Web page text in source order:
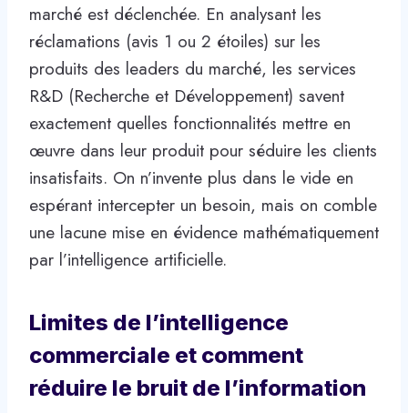
marché est déclenchée. En analysant les
réclamations (avis 1 ou 2 étoiles) sur les
produits des leaders du marché, les services
R&D (Recherche et Développement) savent
exactement quelles fonctionnalités mettre en
œuvre dans leur produit pour séduire les clients
insatisfaits. On n’invente plus dans le vide en
espérant intercepter un besoin, mais on comble
une lacune mise en évidence mathématiquement
par l’intelligence artificielle.
Limites de l’intelligence
commerciale et comment
réduire le bruit de l’information